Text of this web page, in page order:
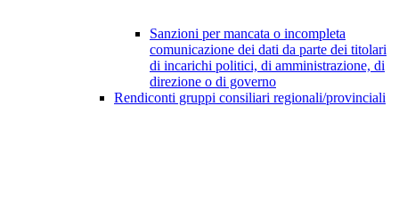
Sanzioni per mancata o incompleta
comunicazione dei dati da parte dei titolari
di incarichi politici, di amministrazione, di
direzione o di governo
Rendiconti gruppi consiliari regionali/provinciali